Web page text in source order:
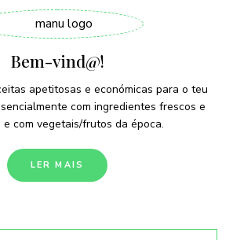
Bem-vind@!
apetitosas e económicas para o teu
com ingredientes frescos e
e com vegetais/frutos da época.
LER MAIS